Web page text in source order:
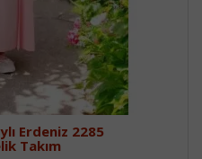
Erdeniz 2285
Takım